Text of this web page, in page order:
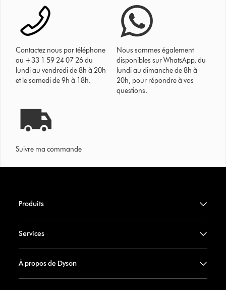
Contactez nous par téléphone
au +33 1 59 24 07 26 du
lundi au vendredi de 8h à 20h
et le samedi de 9h à 18h.
Nous sommes également
disponibles sur WhatsApp, du
lundi au dimanche de 8h à
20h, pour répondre à vos
questions.
Suivre ma commande
Produits
Services
À propos de Dyson